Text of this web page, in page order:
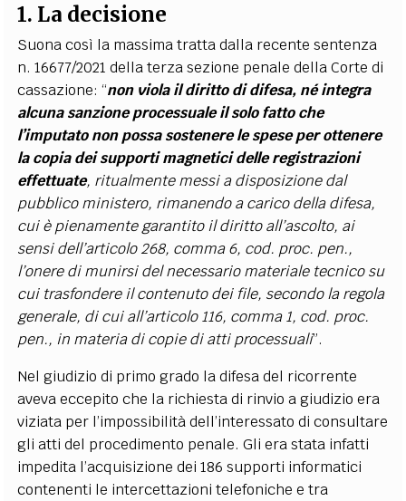
1. La decisione
Suona così la massima tratta dalla recente sentenza
n. 16677/2021 della terza sezione penale della Corte di
cassazione: “non viola il diritto di difesa, né integra
alcuna sanzione processuale il solo fatto che
l’imputato non possa sostenere le spese per ottenere
la copia dei supporti magnetici delle registrazioni
effettuate, ritualmente messi a disposizione dal
pubblico ministero, rimanendo a carico della difesa,
cui è pienamente garantito il diritto all’ascolto, ai
sensi dell’articolo 268, comma 6, cod. proc. pen.,
l’onere di munirsi del necessario materiale tecnico su
cui trasfondere il contenuto dei file, secondo la regola
generale, di cui all’articolo 116, comma 1, cod. proc.
pen., in materia di copie di atti processuali”.
Nel giudizio di primo grado la difesa del ricorrente
aveva eccepito che la richiesta di rinvio a giudizio era
viziata per l’impossibilità dell’interessato di consultare
gli atti del procedimento penale. Gli era stata infatti
impedita l’acquisizione dei 186 supporti informatici
contenenti le intercettazioni telefoniche e tra